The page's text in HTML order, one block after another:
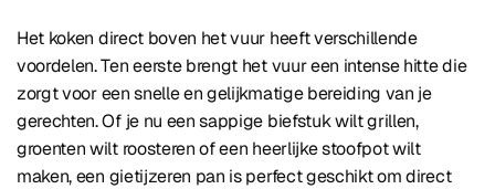
Het koken direct boven het vuur heeft verschillende
voordelen. Ten eerste brengt het vuur een intense hitte die
zorgt voor een snelle en gelijkmatige bereiding van je
gerechten. Of je nu een sappige biefstuk wilt grillen,
groenten wilt roosteren of een heerlijke stoofpot wilt
maken, een gietijzeren pan is perfect geschikt om direct